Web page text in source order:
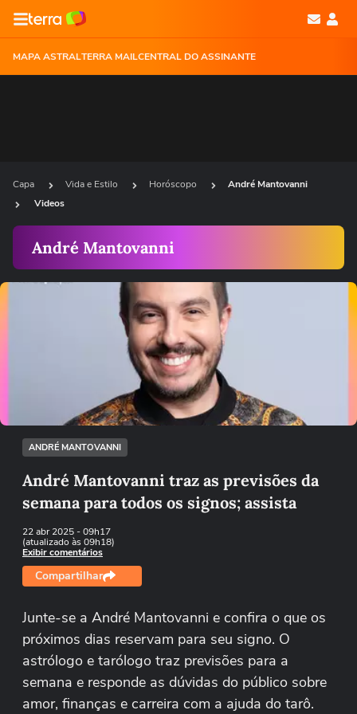
MAPA ASTRALTERRA MAILCENTRAL DO ASSINANTE
Capa Vida e Estilo Horóscopo
André Mantovanni
Videos
André Mantovanni
Não foi possível reproduzir o vídeo
Tentar novamente
ANDRÉ MANTOVANNI
André Mantovanni traz as previsões da
semana para todos os signos; assista
22 abr 2025- 09h17
(atualizado às 09h18)
Exibir comentários
Compartilhar
Junte-se a André Mantovanni e confira o que os
próximos dias reservam para seu signo. O
astrólogo e tarólogo traz previsões para a
semana e responde as dúvidas do público sobre
amor, finanças e carreira com a ajuda do tarô.